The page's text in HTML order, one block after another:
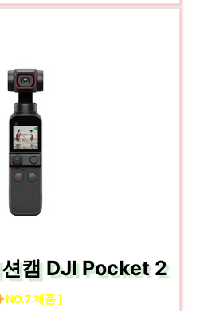
캠 DJI Pocket 2
NO.7 제품 ]